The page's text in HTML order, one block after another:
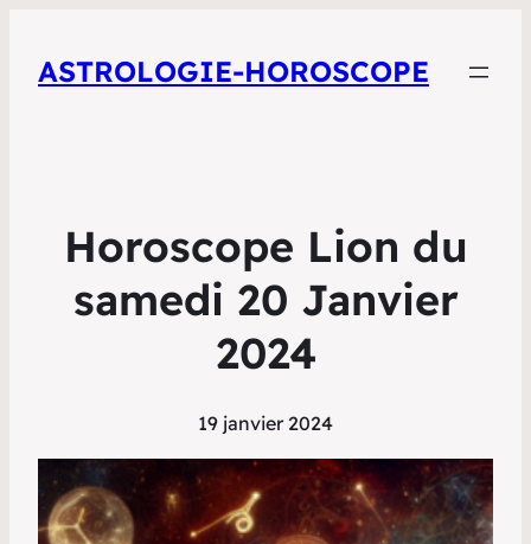
ASTROLOGIE-HOROSCOPE
Horoscope Lion du
samedi 20 Janvier
2024
19 janvier 2024